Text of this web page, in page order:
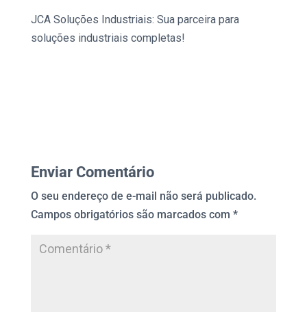
JCA Soluções Industriais: Sua parceira para
soluções industriais completas!
Enviar Comentário
O seu endereço de e-mail não será publicado.
Campos obrigatórios são marcados com *